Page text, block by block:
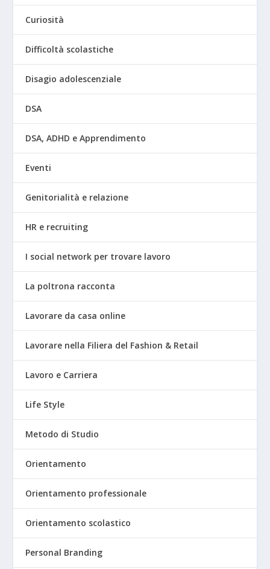
Curiosità
Difficoltà scolastiche
Disagio adolescenziale
DSA
DSA, ADHD e Apprendimento
Eventi
Genitorialità e relazione
HR e recruiting
I social network per trovare lavoro
La poltrona racconta
Lavorare da casa online
Lavorare nella Filiera del Fashion & Retail
Lavoro e Carriera
Life Style
Metodo di Studio
Orientamento
Orientamento professionale
Orientamento scolastico
Personal Branding